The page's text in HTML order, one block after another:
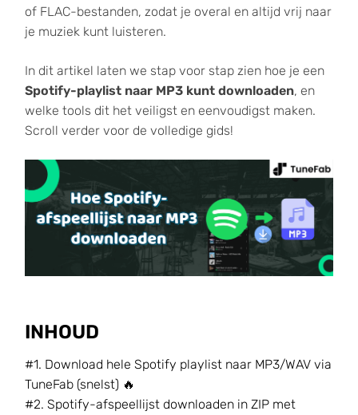
of FLAC-bestanden, zodat je overal en altijd vrij naar
je muziek kunt luisteren.
In dit artikel laten we stap voor stap zien hoe je een
Spotify-playlist naar MP3 kunt downloaden, en
welke tools dit het veiligst en eenvoudigst maken.
Scroll verder voor de volledige gids!
INHOUD
#1. Download hele Spotify playlist naar MP3/WAV via
TuneFab (snelst) 🔥
#2. Spotify-afspeellijst downloaden in ZIP met